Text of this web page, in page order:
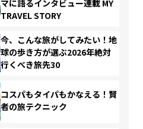
マに語るインタビュー連載 MY
TRAVEL STORY
今、こんな旅がしてみたい！地
球の歩き方が選ぶ2026年絶対
行くべき旅先30
コスパもタイパもかなえる！賢
者の旅テクニック